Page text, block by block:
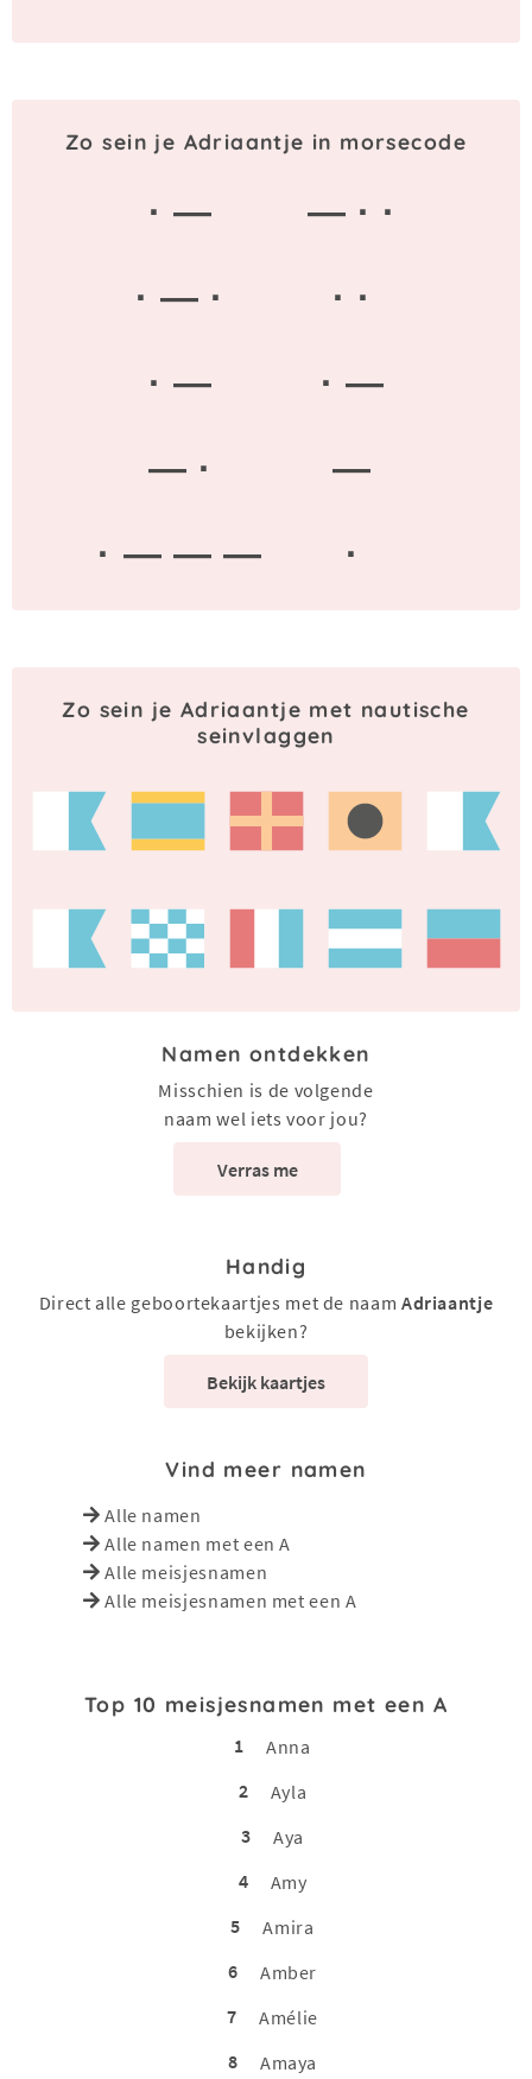
Zo sein je Adriaantje in morsecode
· —
— · ·
· — ·
· ·
· —
· —
— ·
—
· — — —
·
Zo sein je Adriaantje met nautische
seinvlaggen
Namen ontdekken
Misschien is de volgende
naam wel iets voor jou?
Verras me
Handig
Direct alle geboortekaartjes met de naam Adriaantje
bekijken?
Bekijk kaartjes
Vind meer namen
Alle namen
Alle namen met een A
Alle meisjesnamen
Alle meisjesnamen met een A
Top 10 meisjesnamen met een A
1
Anna
2
Ayla
3
Aya
4
Amy
5
Amira
6
Amber
7
Amélie
8
Amaya